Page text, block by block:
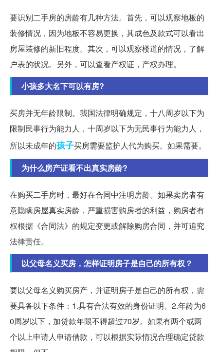
要识别二手房的房龄有几种方法。首先，可以观察地板的
装修情况，因为地板不容易更换，其成色及款式可以看出
房屋装修的新旧程度。其次，可以观察楼道的情况，了解
户表的状况。另外，可以查看产权证，产权办理。
小孩多大名下可以有房?
买房并无年龄限制。我国法律明确规定，十八周岁以下为
限制民事行为能力人，十周岁以下为无民事行为能力人，
所以未成年的孩子买房需要监护人代为购买。如果需要。
为什么房产证看不出真实房龄?
在购买二手房时，最好在合同中注明房龄。如果卖房者有
意隐瞒房屋真实房龄，严重损害购房者的利益，购房者有
权根据《合同法》的规定变更或解除购房合同，并可追究
法律责任。
以父母名义买房，怎样证明房子是自己的所有权？
要以父母名义购买房产，并证明房子是自己的所有权，需
要具备以下条件：1.具有合法有效的身份证明。2.年龄为6
0周岁以下，加贷款年限不得超过70岁。如果有两个或两
个以上申请人申请借款，可以根据实际情况合理确定贷款